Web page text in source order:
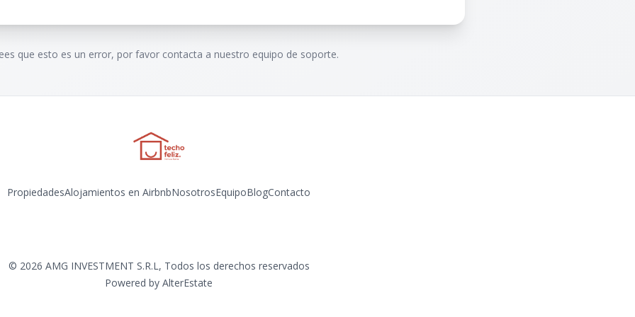
que esto es un error, por favor contacta a nuestro equipo de soporte.
PropiedadesAlojamientos en AirbnbNosotrosEquipoBlogContacto
© 2026 AMG INVESTMENT S.R.L, Todos los derechos reservados
Powered by AlterEstate